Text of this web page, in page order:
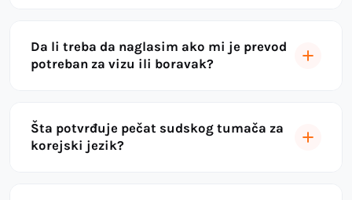
Da li treba da naglasim ako mi je prevod
potreban za vizu ili boravak?
Šta potvrđuje pečat sudskog tumača za
korejski jezik?